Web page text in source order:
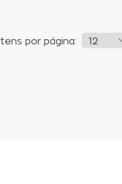
Itens por página: